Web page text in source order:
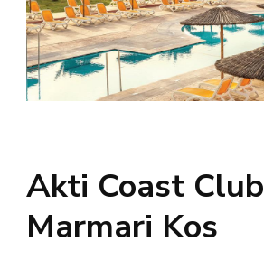
Akti Coast Club
Marmari Kos